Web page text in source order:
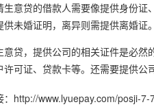
生意贷的借款人需要像提供身份
供未婚证明，离异则需提供离婚证
意贷，提供公司的相关证件是必
许可证、贷款卡等。还需要提供公
http://www.lyuepay.com/posji-7-